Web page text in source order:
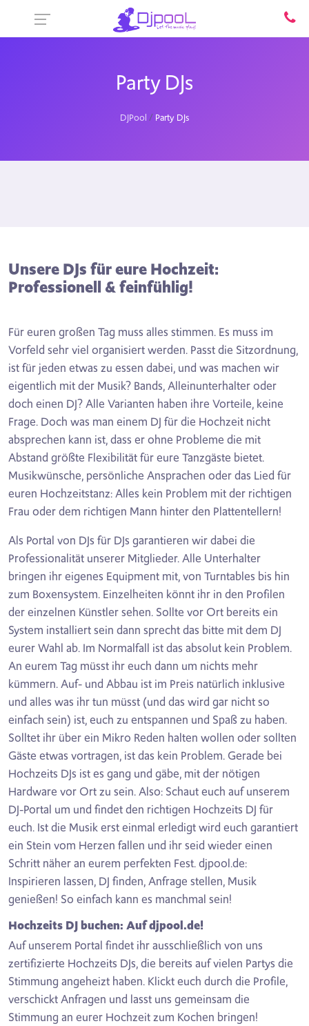
Party DJs
DJPool Party DJs
Unsere DJs für eure Hochzeit:
Professionell & feinfühlig!
Für euren großen Tag muss alles stimmen. Es muss im
Vorfeld sehr viel organisiert werden. Passt die Sitzordnung,
ist für jeden etwas zu essen dabei, und was machen wir
eigentlich mit der Musik? Bands, Alleinunterhalter oder
doch einen DJ? Alle Varianten haben ihre Vorteile, keine
Frage. Doch was man einem DJ für die Hochzeit nicht
absprechen kann ist, dass er ohne Probleme die mit
Abstand größte Flexibilität für eure Tanzgäste bietet.
Musikwünsche, persönliche Ansprachen oder das Lied für
euren Hochzeitstanz: Alles kein Problem mit der richtigen
Frau oder dem richtigen Mann hinter den Plattentellern!
Als Portal von DJs für DJs garantieren wir dabei die
Professionalität unserer Mitglieder. Alle Unterhalter
bringen ihr eigenes Equipment mit, von Turntables bis hin
zum Boxensystem. Einzelheiten könnt ihr in den Profilen
der einzelnen Künstler sehen. Sollte vor Ort bereits ein
System installiert sein dann sprecht das bitte mit dem DJ
eurer Wahl ab. Im Normalfall ist das absolut kein Problem.
An eurem Tag müsst ihr euch dann um nichts mehr
kümmern. Auf- und Abbau ist im Preis natürlich inklusive
und alles was ihr tun müsst (und das wird gar nicht so
einfach sein) ist, euch zu entspannen und Spaß zu haben.
Solltet ihr über ein Mikro Reden halten wollen oder sollten
Gäste etwas vortragen, ist das kein Problem. Gerade bei
Hochzeits DJs ist es gang und gäbe, mit der nötigen
Hardware vor Ort zu sein. Also: Schaut euch auf unserem
DJ-Portal um und findet den richtigen Hochzeits DJ für
euch. Ist die Musik erst einmal erledigt wird euch garantiert
ein Stein vom Herzen fallen und ihr seid wieder einen
Schritt näher an eurem perfekten Fest. djpool.de:
Inspirieren lassen, DJ finden, Anfrage stellen, Musik
genießen! So einfach kann es manchmal sein!
Hochzeits DJ buchen: Auf djpool.de!
Auf unserem Portal findet ihr ausschließlich von uns
zertifizierte Hochzeits DJs, die bereits auf vielen Partys die
Stimmung angeheizt haben. Klickt euch durch die Profile,
verschickt Anfragen und lasst uns gemeinsam die
Stimmung an eurer Hochzeit zum Kochen bringen!